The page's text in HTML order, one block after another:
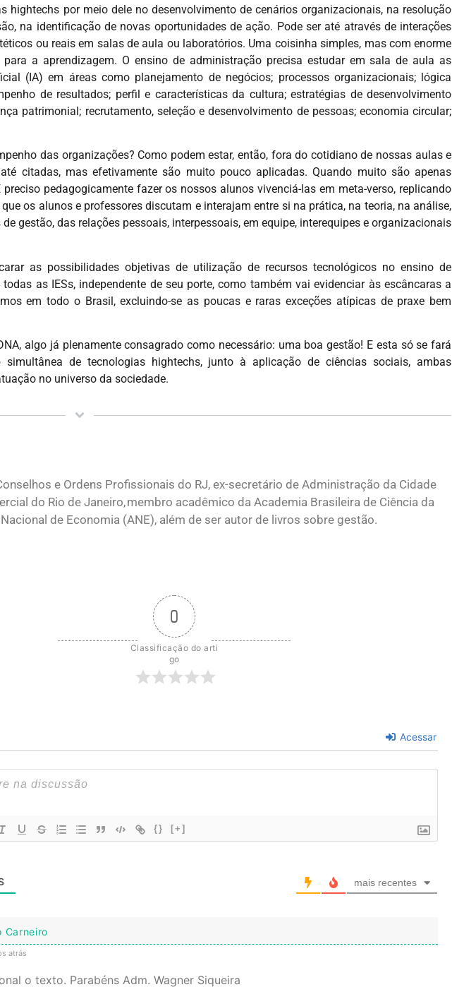
hightechs por meio dele no desenvolvimento de cenários organizacionais, na resolução
na identificação de novas oportunidades de ação. Pode ser até através de interações
ou reais em salas de aula ou laboratórios. Uma coisinha simples, mas com enorme
a aprendizagem. O ensino de administração precisa estudar em sala de aula as
(IA) em áreas como planejamento de negócios; processos organizacionais; lógica
de resultados; perfil e características da cultura; estratégias de desenvolvimento
patrimonial; recrutamento, seleção e desenvolvimento de pessoas; economia circular;
das organizações? Como podem estar, então, fora do cotidiano de nossas aulas e
citadas, mas efetivamente são muito pouco aplicadas. Quando muito são apenas
pedagogicamente fazer os nossos alunos vivenciá-las em meta-verso, replicando
os alunos e professores discutam e interajam entre si na prática, na teoria, na análise,
gestão, das relações pessoais, interpessoais, em equipe, interequipes e organizacionais
as possibilidades objetivas de utilização de recursos tecnológicos no ensino de
as IESs, independente de seu porte, como também vai evidenciar às escâncaras a
em todo o Brasil, excluindo-se as poucas e raras exceções atípicas de praxe bem
algo já plenamente consagrado como necessário: uma boa gestão! E esta só se fará
de tecnologias hightechs, junto à aplicação de ciências sociais, ambas
no universo da sociedade.
e Ordens Profissionais do RJ, ex-secretário de Administração da Cidade
do Rio de Janeiro, membro acadêmico da Academia Brasileira de Ciência da
de Economia (ANE), além de ser autor de livros sobre gestão.
0
Classificação do arti
go
Acessar
{} [+]
mais recentes
Carneiro
atrás
o texto. Parabéns Adm. Wagner Siqueira